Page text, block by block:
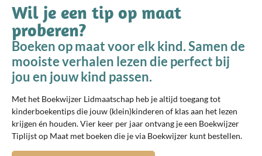
Wil je een tip op maat
proberen?
Boeken op maat voor elk kind. Samen de
mooiste verhalen lezen die perfect bij
jou en jouw kind passen.
Met het Boekwijzer Lidmaatschap heb je altijd toegang tot
kinderboekentips die jouw (klein)kinderen of klas aan het lezen
krijgen én houden. Vier keer per jaar ontvang je een Boekwijzer
Tiplijst op Maat met boeken die je via Boekwijzer kunt bestellen.